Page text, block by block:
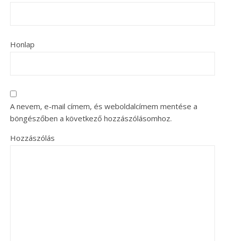
Honlap
A nevem, e-mail címem, és weboldalcímem mentése a
böngészőben a következő hozzászólásomhoz.
Hozzászólás